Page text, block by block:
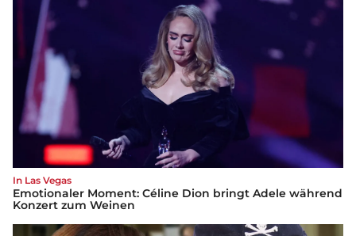
In Las Vegas
Emotionaler Moment: Céline Dion bringt Adele während
Konzert zum Weinen